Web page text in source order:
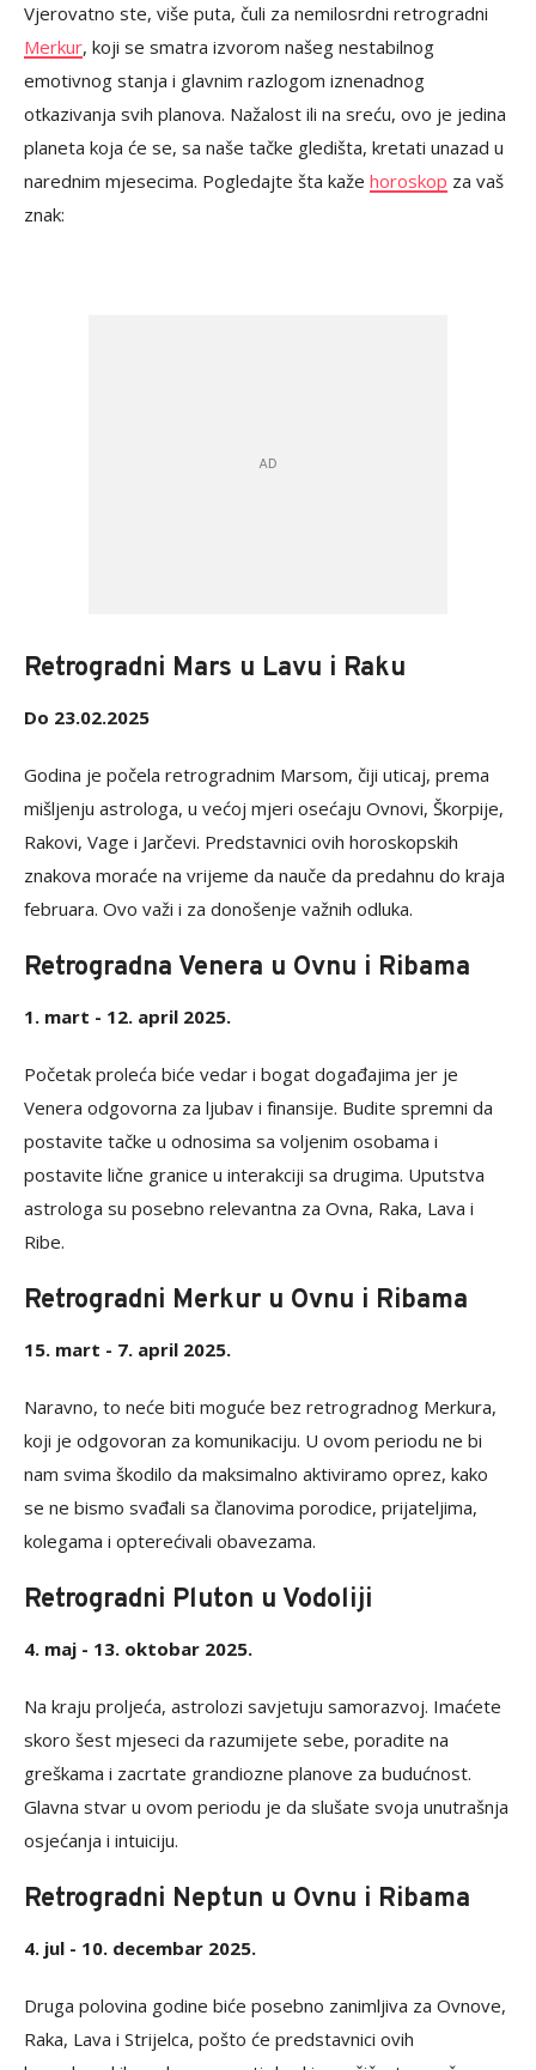
Vjerovatno ste, više puta, čuli za nemilosrdni retrogradni
Merkur, koji se smatra izvorom našeg nestabilnog
emotivnog stanja i glavnim razlogom iznenadnog
otkazivanja svih planova. Nažalost ili na sreću, ovo je jedina
planeta koja će se, sa naše tačke gledišta, kretati unazad u
narednim mjesecima. Pogledajte šta kaže horoskop za vaš
znak:
Retrogradni Mars u Lavu i Raku
Do 23.02.2025
Godina je počela retrogradnim Marsom, čiji uticaj, prema
mišljenju astrologa, u većoj mjeri osećaju Ovnovi, Škorpije,
Rakovi, Vage i Jarčevi. Predstavnici ovih horoskopskih
znakova moraće na vrijeme da nauče da predahnu do kraja
februara. Ovo važi i za donošenje važnih odluka.
Retrogradna Venera u Ovnu i Ribama
1. mart - 12. april 2025.
Početak proleća biće vedar i bogat događajima jer je
Venera odgovorna za ljubav i finansije. Budite spremni da
postavite tačke u odnosima sa voljenim osobama i
postavite lične granice u interakciji sa drugima. Uputstva
astrologa su posebno relevantna za Ovna, Raka, Lava i
Ribe.
Retrogradni Merkur u Ovnu i Ribama
15. mart - 7. april 2025.
Naravno, to neće biti moguće bez retrogradnog Merkura,
koji je odgovoran za komunikaciju. U ovom periodu ne bi
nam svima škodilo da maksimalno aktiviramo oprez, kako
se ne bismo svađali sa članovima porodice, prijateljima,
kolegama i opterećivali obavezama.
Retrogradni Pluton u Vodoliji
4. maj - 13. oktobar 2025.
Na kraju proljeća, astrolozi savjetuju samorazvoj. Imaćete
skoro šest mjeseci da razumijete sebe, poradite na
greškama i zacrtate grandiozne planove za budućnost.
Glavna stvar u ovom periodu je da slušate svoja unutrašnja
osjećanja i intuiciju.
Retrogradni Neptun u Ovnu i Ribama
4. jul - 10. decembar 2025.
Druga polovina godine biće posebno zanimljiva za Ovnove,
Raka, Lava i Strijelca, pošto će predstavnici ovih